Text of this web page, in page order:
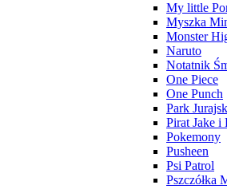
My little
Myszka
Monster
Naruto
Notatnik
One Piece
One Punch
Park
Pirat Jake
Pokemony
Pusheen
Psi Patrol
Pszczółka